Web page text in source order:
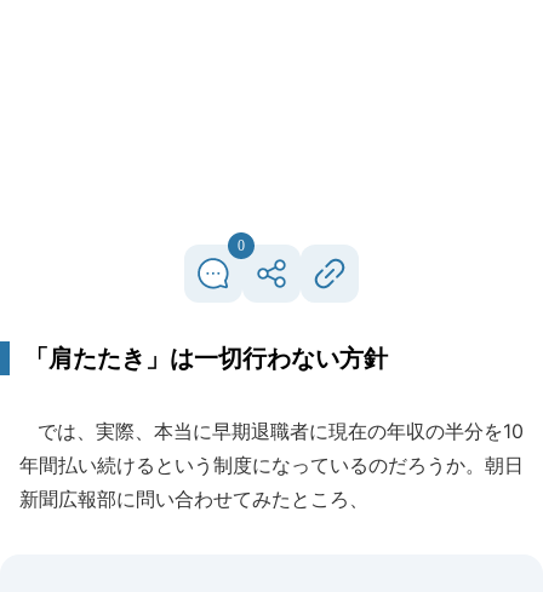
0
「肩たたき」は一切行わない方針
では、実際、本当に早期退職者に現在の年収の半分を10
年間払い続けるという制度になっているのだろうか。朝日
新聞広報部に問い合わせてみたところ、